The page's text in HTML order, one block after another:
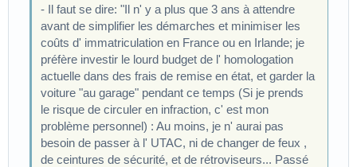
- Il faut se dire: "Il n' y a plus que 3 ans à attendre
avant de simplifier les démarches et minimiser les
coûts d' immatriculation en France ou en Irlande; je
préfère investir le lourd budget de l' homologation
actuelle dans des frais de remise en état, et garder la
voiture "au garage" pendant ce temps (Si je prends
le risque de circuler en infraction, c' est mon
problème personnel) : Au moins, je n' aurai pas
besoin de passer à l' UTAC, ni de changer de feux ,
de ceintures de sécurité, et de rétroviseurs... Passé